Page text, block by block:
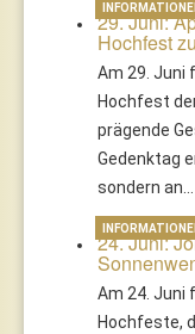
29. Juni:
Hochfest
Am 29. Juni
Hochfest
prägende
Gedenktag
sondern an…
24. Juni:
Am 24. Juni
Hochfeste,